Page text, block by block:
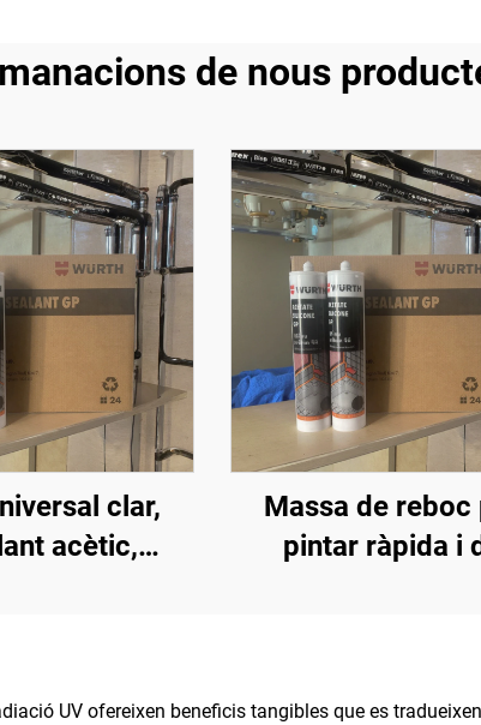
de nous
clar,
acètic,
Massa de reboc
pintar ràpida i
siliconat
UV ofereixen beneficis tangibles que es